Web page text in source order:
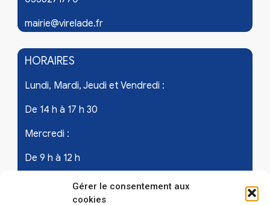
Gérer le consentement aux
cookies
mairie@virelade.fr
HORAIRES
Lundi, Mardi, Jeudi et Vendredi :
De 14 h à 17 h 30
Mercredi :
De 9 h à 12 h
Samedi - les 1er et 3ème de chaque mois :